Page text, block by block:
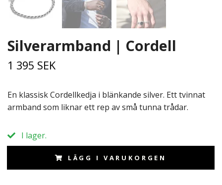
Silverarmband | Cordell
1 395 SEK
En klassisk Cordellkedja i blänkande silver. Ett tvinnat
armband som liknar ett rep av små tunna trådar.
I lager.
LÄGG I VARUKORGEN